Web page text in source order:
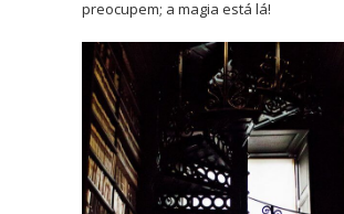
preocupem; a magia está lá!